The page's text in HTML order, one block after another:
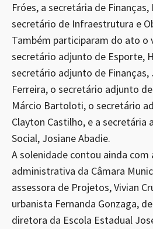
Fróes, a secretária de
secretário de Infraestrutura e
Também participaram do ato o
secretário adjunto de Esporte,
secretário adjunto de Finanças,
Ferreira, o secretário adjunto
Márcio Bartoloti, o secretário
Clayton Castilho, e a secretária
Social, Josiane Abadie.
A solenidade contou ainda
administrativa da Câmara
assessora de Projetos, Vivian
urbanista Fernanda Gonzaga,
diretora da Escola Estadual